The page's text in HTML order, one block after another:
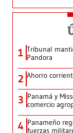
1 Tribunal
Pandora
2 Ahorro
3 Panamá y
comercio
4 Panameño
fuerzas